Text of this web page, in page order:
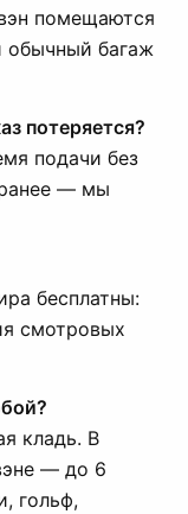
помещаются
обычный багаж
потеряется?
подачи без
— мы
бесплатны:
смотровых
кладь. В
— до 6
гольф,